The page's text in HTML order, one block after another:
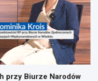
przy Biurze Narodów